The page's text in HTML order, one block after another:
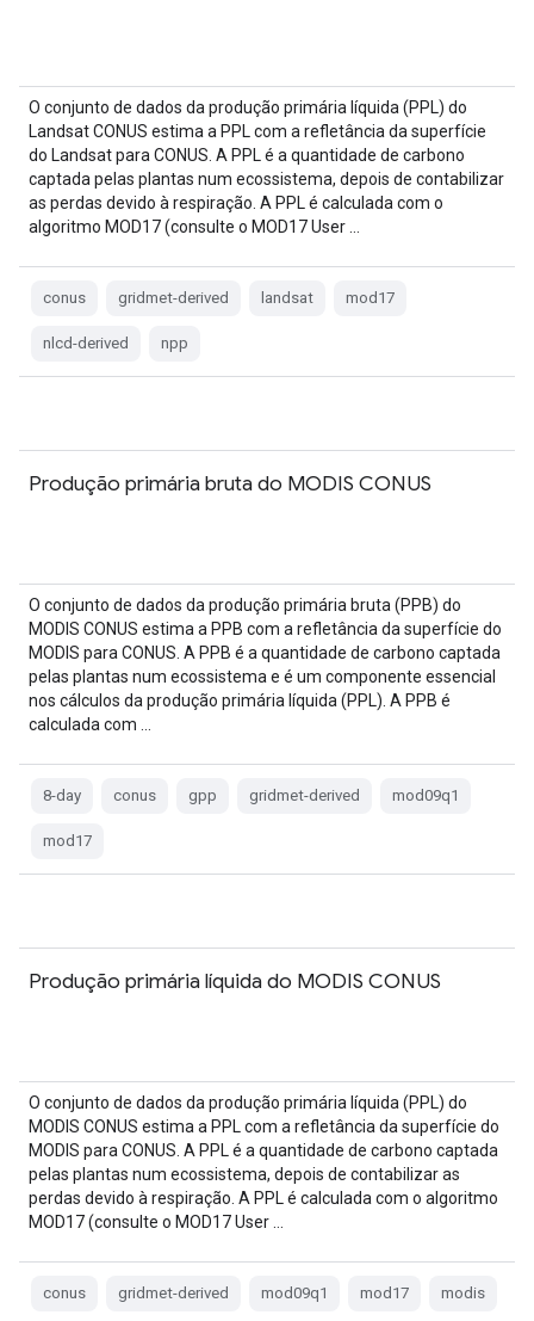
O conjunto de dados da produção primária líquida (PPL) do
Landsat CONUS estima a PPL com a refletância da superfície
do Landsat para CONUS. A PPL é a quantidade de carbono
captada pelas plantas num ecossistema, depois de contabilizar
as perdas devido à respiração. A PPL é calculada com o
algoritmo MOD17 (consulte o MOD17 User …
conus gridmet-derived landsat mod17
nlcd-derived npp
Produção primária bruta do MODIS CONUS
O conjunto de dados da produção primária bruta (PPB) do
MODIS CONUS estima a PPB com a refletância da superfície do
MODIS para CONUS. A PPB é a quantidade de carbono captada
pelas plantas num ecossistema e é um componente essencial
nos cálculos da produção primária líquida (PPL). A PPB é
calculada com …
8-day conus gpp gridmet-derived mod09q1
mod17
Produção primária líquida do MODIS CONUS
O conjunto de dados da produção primária líquida (PPL) do
MODIS CONUS estima a PPL com a refletância da superfície do
MODIS para CONUS. A PPL é a quantidade de carbono captada
pelas plantas num ecossistema, depois de contabilizar as
perdas devido à respiração. A PPL é calculada com o algoritmo
MOD17 (consulte o MOD17 User …
conus gridmet-derived mod09q1 mod17 modis